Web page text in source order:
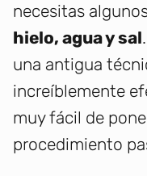
necesitas
hielo, agua y sal
una antigua
increíblemente
muy fácil de
procedimiento